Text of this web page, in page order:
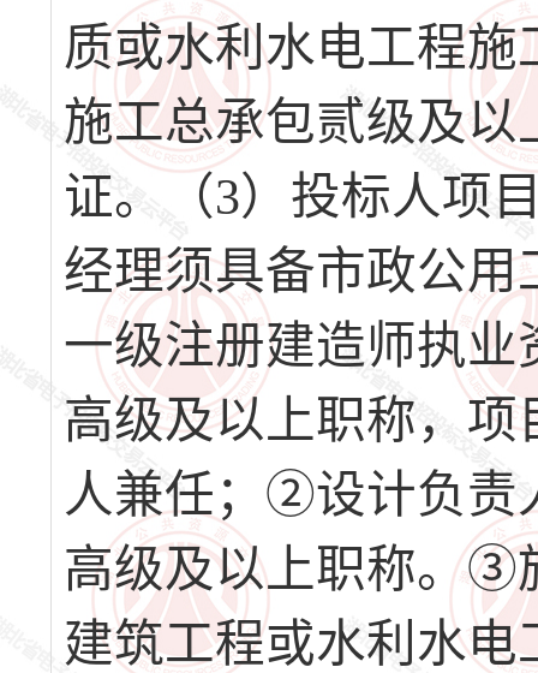
质或水利水电工程
施工总承包贰级及
证。（3）投标人项
经理须具备市政公
一级注册建造师执
高级及以上职称，
人兼任；②设计负责
高级及以上职称。③
建筑工程或水利水